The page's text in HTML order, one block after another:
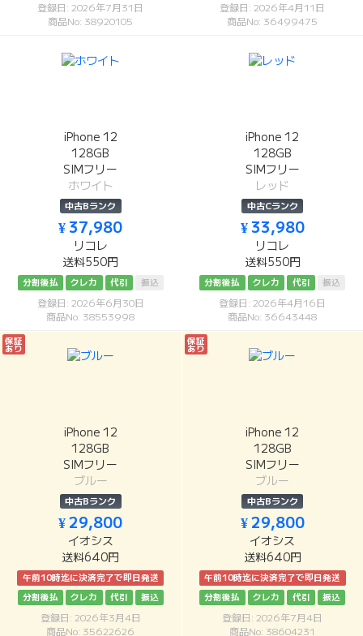
登録日: 2026年7月31日
商品No: 38920105
登録日: 2026年4月11日
商品No: 36499475
iPhone 12
128GB
SIMフリー
ホワイト
中古Bランク
¥ 37,980
リコレ
送料550円
分割後払 クレカ 代引 振込
登録日: 2026年6月30日
商品No: 38553998
iPhone 12
128GB
SIMフリー
レッド
中古Cランク
¥ 33,980
リコレ
送料550円
分割後払 クレカ 代引 振込
登録日: 2026年4月16日
商品No: 36643448
保証
あり
iPhone 12
128GB
SIMフリー
ブルー
中古Bランク
¥ 29,800
イオシス
送料640円
午前10時迄に決済完了で即日発送
分割後払
クレカ 代引 振込
登録日: 2026年3月4日
商品No: 35622626
保証
あり
iPhone 12
128GB
SIMフリー
ブルー
中古Bランク
¥ 29,800
イオシス
送料640円
午前10時迄に決済完了で即日発送
分割後払
クレカ 代引 振込
登録日: 2026年7月4日
商品No: 38604231